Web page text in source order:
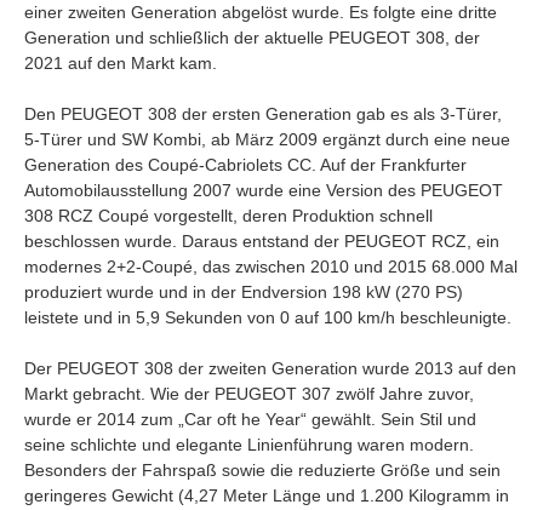
einer zweiten Generation abgelöst wurde. Es folgte eine dritte
Generation und schließlich der aktuelle PEUGEOT 308, der
2021 auf den Markt kam.
Den PEUGEOT 308 der ersten Generation gab es als 3-Türer,
5-Türer und SW Kombi, ab März 2009 ergänzt durch eine neue
Generation des Coupé-Cabriolets CC. Auf der Frankfurter
Automobilausstellung 2007 wurde eine Version des PEUGEOT
308 RCZ Coupé vorgestellt, deren Produktion schnell
beschlossen wurde. Daraus entstand der PEUGEOT RCZ, ein
modernes 2+2-Coupé, das zwischen 2010 und 2015 68.000 Mal
produziert wurde und in der Endversion 198 kW (270 PS)
leistete und in 5,9 Sekunden von 0 auf 100 km/h beschleunigte.
Der PEUGEOT 308 der zweiten Generation wurde 2013 auf den
Markt gebracht. Wie der PEUGEOT 307 zwölf Jahre zuvor,
wurde er 2014 zum „Car oft he Year“ gewählt. Sein Stil und
seine schlichte und elegante Linienführung waren modern.
Besonders der Fahrspaß sowie die reduzierte Größe und sein
geringeres Gewicht (4,27 Meter Länge und 1.200 Kilogramm in